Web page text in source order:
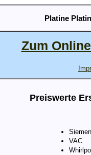
Platine
Zum
Preiswerte
VAC